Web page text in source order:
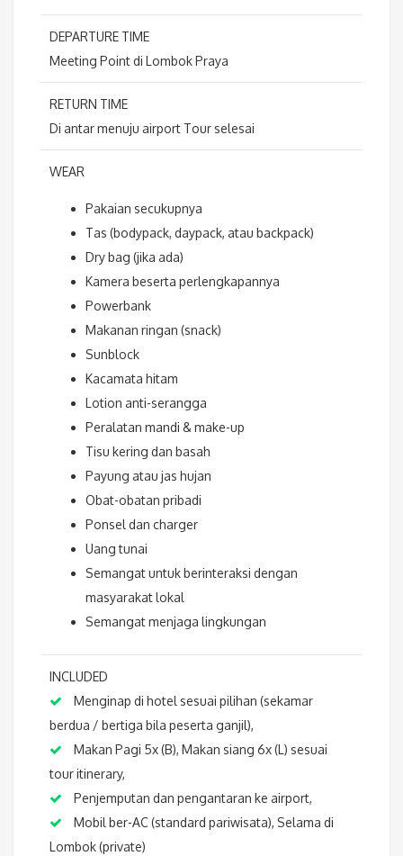
DEPARTURE TIME
Meeting Point di Lombok Praya
RETURN TIME
Di antar menuju airport Tour selesai
WEAR
Pakaian secukupnya
Tas (bodypack, daypack, atau backpack)
Dry bag (jika ada)
Kamera beserta perlengkapannya
Powerbank
Makanan ringan (snack)
Sunblock
Kacamata hitam
Lotion anti-serangga
Peralatan mandi & make-up
Tisu kering dan basah
Payung atau jas hujan
Obat-obatan pribadi
Ponsel dan charger
Uang tunai
Semangat untuk berinteraksi dengan
masyarakat lokal
Semangat menjaga lingkungan
INCLUDED
Menginap di hotel sesuai pilihan (sekamar
berdua / bertiga bila peserta ganjil),
Makan Pagi 5x (B), Makan siang 6x (L) sesuai
tour itinerary,
Penjemputan dan pengantaran ke airport,
Mobil ber-AC (standard pariwisata), Selama di
Lombok (private)